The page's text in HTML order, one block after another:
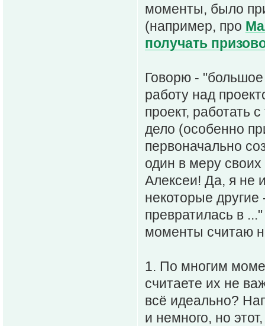
моменты, было
(например, про
получать
Говорю -
работу над
проект, работать
дело (особенно
первоначально
один в меру
Алексеи! Да, я не
некоторые другие
превратилась в
моменты считаю
1. По многим
считаете их не
всё идеально?
и немного, но